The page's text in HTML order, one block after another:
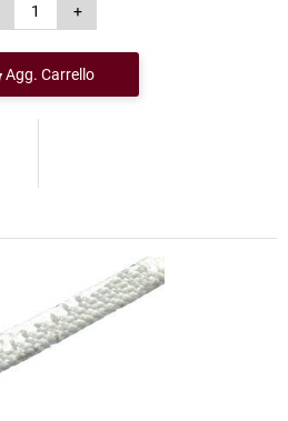
Agg. Carrello